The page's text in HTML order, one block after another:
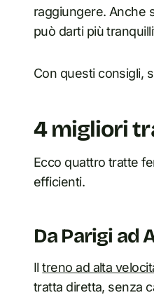
raggiungere. Anche
può darti più
Con questi consigli,
4 migliori
Ecco quattro tratte
efficienti.
Da Parigi ad
Iltreno ad alta
tratta diretta, senza